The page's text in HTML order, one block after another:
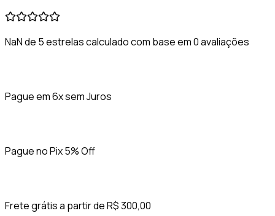
NaN de 5 estrelas calculado com base em 0 avaliações
Pague em 6x sem Juros
Pague no Pix 5% Off
Frete grátis a partir de R$ 300,00